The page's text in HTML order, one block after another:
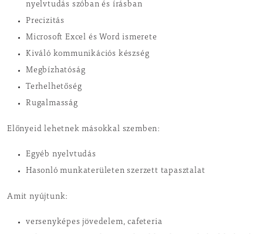
nyelvtudás szóban és írásban
Precizitás
Microsoft Excel és Word ismerete
Kiváló kommunikációs készség
Megbízhatóság
Terhelhetőség
Rugalmasság
Előnyeid lehetnek másokkal szemben:
Egyéb nyelvtudás
Hasonló munkaterületen szerzett tapasztalat
Amit nyújtunk:
versenyképes jövedelem, cafeteria